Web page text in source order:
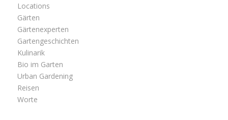
Locations
Gärten
Gärtenexperten
Gartengeschichten
Kulinarik
Bio im Garten
Urban Gardening
Reisen
Worte